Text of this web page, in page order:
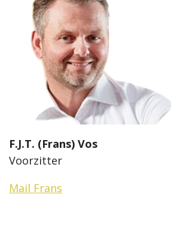
F.J.T. (Frans) Vos
Voorzitter
Mail Frans